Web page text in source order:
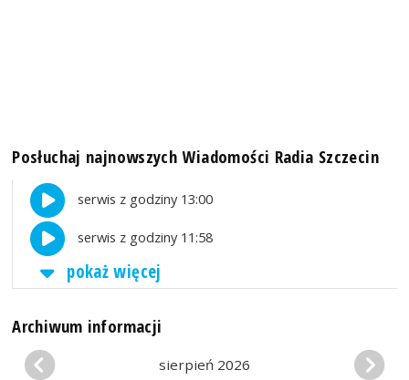
Posłuchaj najnowszych Wiadomości Radia Szczecin
serwis z godziny 13:00
serwis z godziny 11:58
pokaż więcej
Archiwum informacji
sierpień 2026